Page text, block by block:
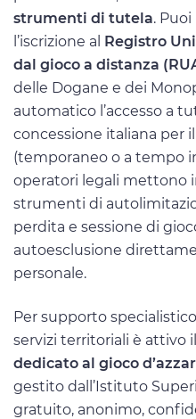
strumenti di tutela.
l’iscrizione al Registro
dal gioco a distanza
delle Dogane e dei
automatico l’accesso a
concessione italiana per
(temporaneo o a tempo
operatori legali mettono
strumenti di
perdita e sessione di
autoesclusione
personale.
Per supporto
servizi territoriali è attivo il
dedicato al gioco
gestito dall’Istituto
gratuito, anonimo,